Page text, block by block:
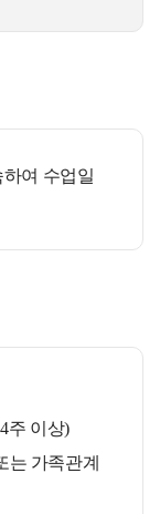
여 수업일
주 이상)
는 가족관계